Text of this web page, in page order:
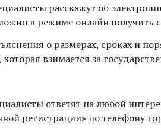
расскажут об
в режиме онлайн получить
о размерах, сроках и
взимается за
ответят на любой
регистрации» по телефону